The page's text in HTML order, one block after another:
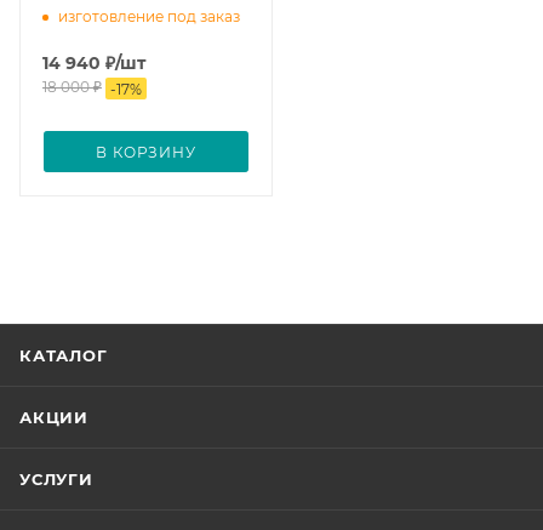
изготовление под заказ
14 940 ₽/шт
18 000₽ -17%
В КОРЗИНУ
КАТАЛОГ
АКЦИИ
УСЛУГИ